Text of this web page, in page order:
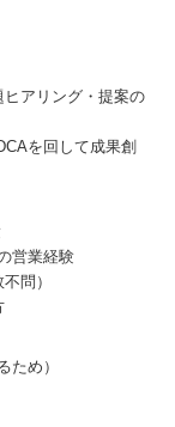
アリング・提案の
を回して成果創
営業経験
問）
ため）